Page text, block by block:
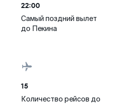
22:00
Самый поздний вылет
до Пекина
15
Количество рейсов до